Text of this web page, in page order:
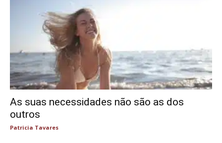
As suas necessidades não são as dos
outros
Patricia Tavares